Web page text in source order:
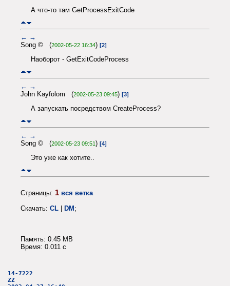
А что-то там GetProcessExitCode
← →
Song © (2002-05-22 16:34) [2]
Наоборот - GetExitCodeProcess
← →
John Kayfolom (2002-05-23 09:45) [3]
А запускать посредством CreateProcess?
← →
Song © (2002-05-23 09:51) [4]
Это уже как хотите..
Страницы: 1 вся ветка
Скачать: CL | DM;
Память: 0.45 MB
Время: 0.011 c
14-7222
ZZ